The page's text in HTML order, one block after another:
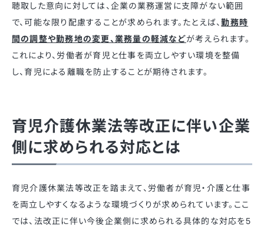
聴取した意向に対しては、企業の業務運営に支障がない範囲
で、可能な限り配慮することが求められます。たとえば、勤務時
間の調整や勤務地の変更、業務量の軽減などが考えられます。
これにより、労働者が育児と仕事を両立しやすい環境を整備
し、育児による離職を防止することが期待されます。​
育児介護休業法等改正に伴い企業
側に求められる対応とは
育児介護休業法等改正を踏まえて、労働者が育児・介護と仕事
を両立しやすくなるような環境づくりが求められています。ここ
では、法改正に伴い今後企業側に求められる具体的な対応を5